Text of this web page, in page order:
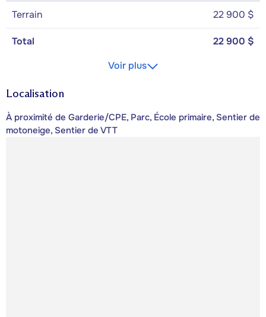
Terrain 22 900 $
Total
22 900 $
Voir plus
Localisation
À proximité de Garderie/CPE, Parc, École primaire, Sentier de
motoneige, Sentier de VTT